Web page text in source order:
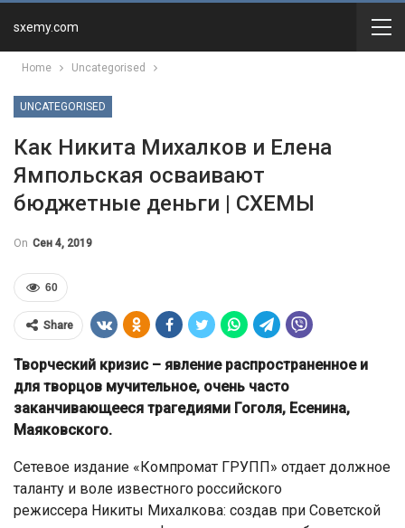
sxemy.com
Home Uncategorised
UNCATEGORISED
Как Никита Михалков и Елена
Ямпольская осваивают
бюджетные деньги | СХЕМЫ
On Сен 4, 2019
60
Share
Творческий кризис – явление распространенное и
для творцов мучительное, очень часто
заканчивающееся трагедиями Гоголя, Есенина,
Маяковского.
Сетевое издание «Компромат ГРУПП» отдает должное
таланту и воле известного российского
режиссера Никиты Михалкова: создав при Советской